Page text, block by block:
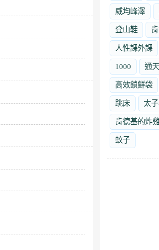
威均峰澤
登山鞋
人性課外課
1000 通
高效鎖鮮袋
跳床 太
肯德基的炸
蚊子